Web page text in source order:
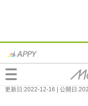
マイコプラズマ
つから行ってい
更新日:2022-12-16 | 公開日